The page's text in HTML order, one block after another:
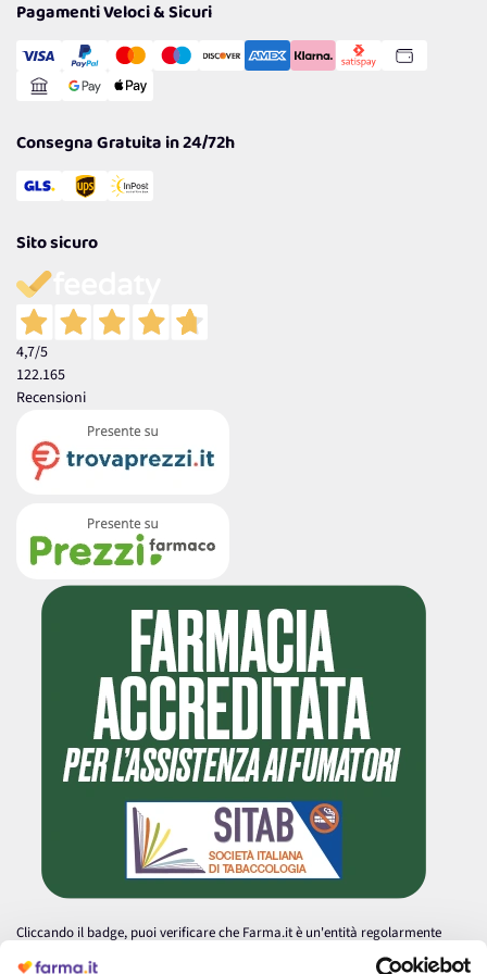
Cookie Policy
Gestisci Cookie
Reso Facile e Veloce
Pagamenti Veloci & Sicuri
Consegna Gratuita in 24/72h
Sito sicuro
4,7/5
122.165
Recensioni
Cliccando il badge, puoi verificare che Farma.it è un'entità regolarmente
autorizzata dal Ministero della Salute a effettuare la vendita online di